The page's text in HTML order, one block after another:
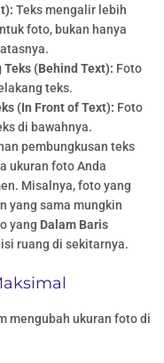
Teks mengalir lebih
foto, bukan hanya
Teks (Behind Text): Foto
teks.
(In Front of Text): Foto
di bawahnya.
pembungkusan teks
ukuran foto Anda
Misalnya, foto yang
yang sama mungkin
yang Dalam Baris
ruang di sekitarnya.
mengubah ukuran foto di